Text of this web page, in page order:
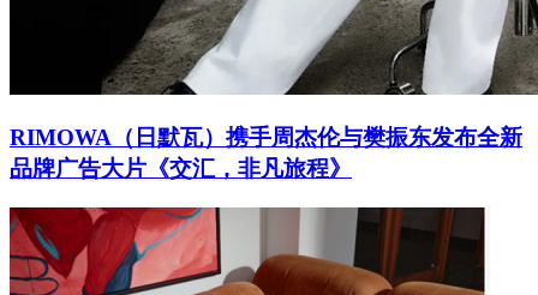
RIMOWA（日默瓦）携手周杰伦与樊振东发布全新
品牌广告大片《交汇，非凡旅程》